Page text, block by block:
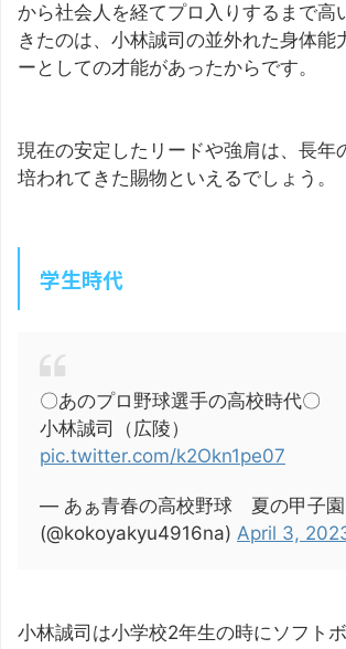
から社会人を経てプロ入りするまで高
きたのは、小林誠司の並外れた身体能
ーとしての才能があったからです。
現在の安定したリードや強肩は、長年
培われてきた賜物といえるでしょう。
学生時代
〇あのプロ野球選手の高校時代〇
小林誠司（広陵）
pic.twitter.com/k2Okn1pe07
— あぁ青春の高校野球 夏の甲子園
(@kokoyakyu4916na) April 3,
小林誠司は小学校2年生の時にソフトボ